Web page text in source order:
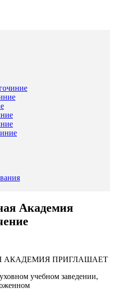
Академия
АКАДЕМИЯ ПРИГЛАШАЕТ
учебном заведении,